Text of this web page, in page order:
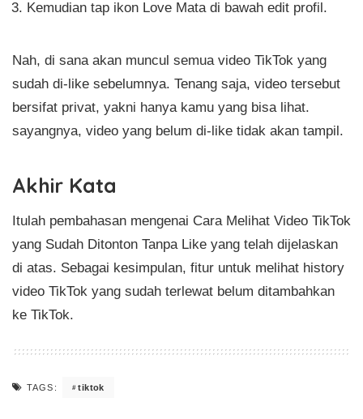
Kemudian tap ikon Love Mata di bawah edit profil.
Nah, di sana akan muncul semua video TikTok yang
sudah di-like sebelumnya. Tenang saja, video tersebut
bersifat privat, yakni hanya kamu yang bisa lihat.
sayangnya, video yang belum di-like tidak akan tampil.
Akhir Kata
Itulah pembahasan mengenai Cara Melihat Video TikTok
yang Sudah Ditonton Tanpa Like yang telah dijelaskan
di atas. Sebagai kesimpulan, fitur untuk melihat history
video TikTok yang sudah terlewat belum ditambahkan
ke TikTok.
TAGS: tiktok